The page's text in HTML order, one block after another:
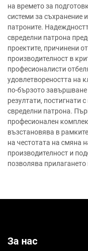
на времето за
системи за съхранение
патроните.
свределни патрона
проектите, причинени
производителност в
професионалисти
удовлетвореността на
по-бързото
резултати, постигнати
свределни патрона.
професионален
възстановява в
на честотата на смяна
производителност и
позволява
За нас